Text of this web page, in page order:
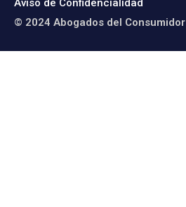
Aviso de Confidencialidad
© 2024 Abogados del Consumidor